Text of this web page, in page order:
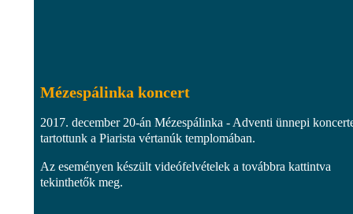
Mézespálinka koncert
2017. december 20-án Mézespálinka - Adventi ünnepi
tartottunk a Piarista vértanúk templomában.
Az eseményen készült videófelvételek a továbbra kattintva
tekinthetők meg.